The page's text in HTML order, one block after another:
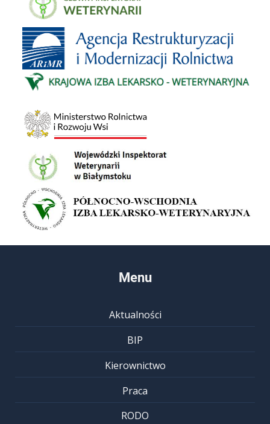
Menu
Aktualności
BIP
Kierownictwo
Praca
RODO